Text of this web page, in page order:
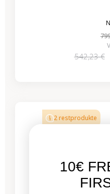
542,23 €
2 restprodukte
10€